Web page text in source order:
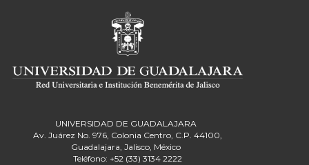
UNIVERSIDAD DE GUADALAJARA
Av. Juárez No. 976, Colonia Centro, C.P. 44100,
Guadalajara, Jalisco, México
Teléfono: +52 (33) 3134 2222